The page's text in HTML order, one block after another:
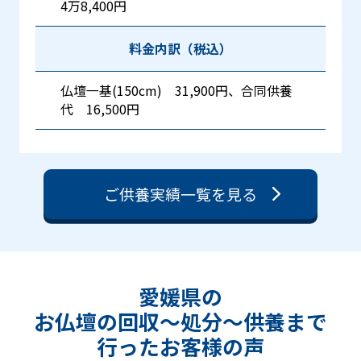
3万5,200円
料金内訳（税込）
仏壇一基(90cm) 18,700円、合同供養
代 16,500円
ご供養実績一覧を見る
愛媛県の
お仏壇の回収〜処分〜供養まで
⾏ったお客様の声